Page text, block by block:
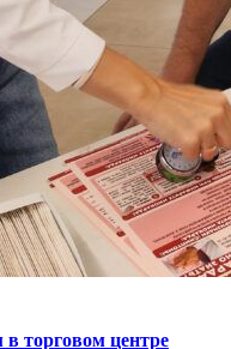
торговом центре